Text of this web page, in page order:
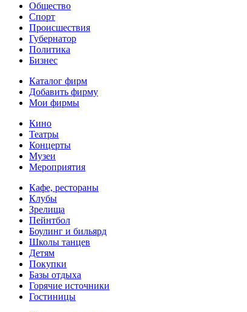
Общество
Спорт
Происшествия
Губернатор
Политика
Бизнес
Каталог фирм
Добавить фирму
Мои фирмы
Кино
Театры
Концерты
Музеи
Мероприятия
Кафе, рестораны
Клубы
Зрелища
Пейнтбол
Боулинг и бильярд
Школы танцев
Детям
Покупки
Базы отдыха
Горячие источники
Гостиницы